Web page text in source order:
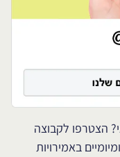
הצטרפו לקבוצה
באמירויות